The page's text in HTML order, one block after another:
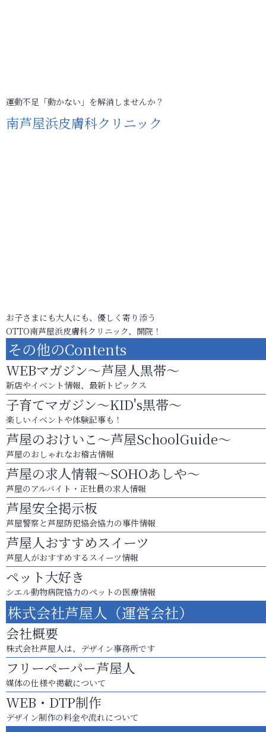
運動不足「動かない」を解消しませんか？
南芦屋浜皮膚科クリニック
お子さまにも大人にも、優しく寄り添う
OTTO南芦屋浜皮膚科クリニック、開院！
その他のContents
WEBマガジン～芦屋人黒帯～
新店やイベント情報、最新トピックス
子育てマガジン～KID's黒帯～
楽しいイベントや体験記事も！
芦屋のおけいこ～芦屋SchoolGuide～
芦屋のおしゃれなお稽古情報
芦屋の求人情報～SOHOあしや～
芦屋のアルバイト・正社員の求人情報
芦屋安全掲示板
芦屋警察と芦屋防犯協会協力の事件情報
芦屋人おすすめスイーツ
芦屋人がおすすめするスイーツ情報
ペット大好き
シエル動物病院協力のペットの医療情報
株式会社芦屋人（運営会社）
会社概要
株式会社芦屋人は、デザイン事務所です
フリーペーパー芦屋人
媒体の仕様や掲載について
WEB・DTP制作
デザイン制作の料金や流れについて